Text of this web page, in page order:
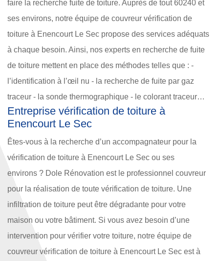
faire la recherche fuite de toiture. Auprès de tout 60240 et
ses environs, notre équipe de couvreur vérification de
toiture à Enencourt Le Sec propose des services adéquats
à chaque besoin. Ainsi, nos experts en recherche de fuite
de toiture mettent en place des méthodes telles que : -
l’identification à l’œil nu - la recherche de fuite par gaz
traceur - la sonde thermographique - le colorant traceur…
Entreprise vérification de toiture à
Enencourt Le Sec
Êtes-vous à la recherche d’un accompagnateur pour la
vérification de toiture à Enencourt Le Sec ou ses
environs ? Dole Rénovation est le professionnel couvreur
pour la réalisation de toute vérification de toiture. Une
infiltration de toiture peut être dégradante pour votre
maison ou votre bâtiment. Si vous avez besoin d’une
intervention pour vérifier votre toiture, notre équipe de
couvreur vérification de toiture à Enencourt Le Sec est à